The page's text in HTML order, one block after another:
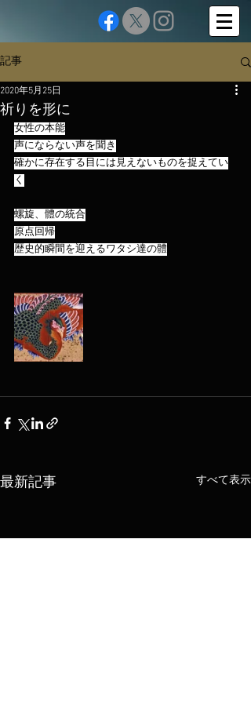
記事
祈りを形に
2020年5月25日
女性の本能
声にならない声を聞き
確かに存在する目には見えないものを捉えてい
く
螺旋、體の統合
原点回帰
歴史的瞬間を迎えるワタシ達の體
最新記事 すべて表示